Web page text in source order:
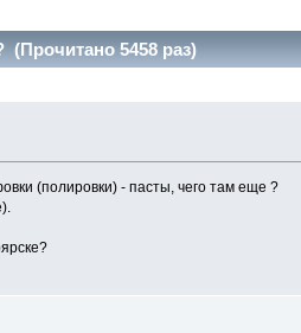
(Прочитано 5458 раз)
(полировки) - пасты, чего там еще ?